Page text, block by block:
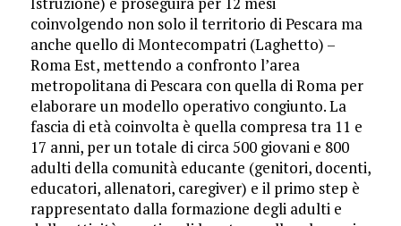
coinvolgendo non solo il territorio di Pescara ma
anche quello di Montecompatri (Laghetto) –
Roma Est, mettendo a confronto l’area
metropolitana di Pescara con quella di Roma per
elaborare un modello operativo congiunto. La
fascia di età coinvolta è quella compresa tra 11 e
17 anni, per un totale di circa 500 giovani e 800
adulti della comunità educante (genitori, docenti,
educatori, allenatori, caregiver) e il primo step è
rappresentato dalla formazione degli adulti e